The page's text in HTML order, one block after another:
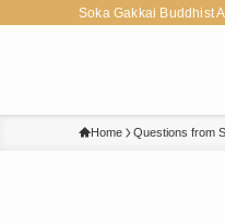
Soka Gakkai Buddhist
Home Questions from